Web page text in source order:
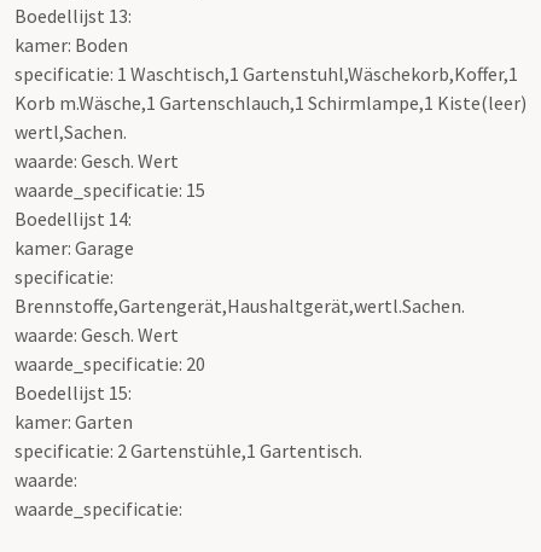
Boedellijst 13:
kamer: Boden
specificatie: 1 Waschtisch,1 Gartenstuhl,Wäschekorb,Koffer,1
Korb m.Wäsche,1 Gartenschlauch,1 Schirmlampe,1 Kiste(leer)
wertl,Sachen.
waarde: Gesch. Wert
waarde_specificatie: 15
Boedellijst 14:
kamer: Garage
specificatie:
Brennstoffe,Gartengerät,Haushaltgerät,wertl.Sachen.
waarde: Gesch. Wert
waarde_specificatie: 20
Boedellijst 15:
kamer: Garten
specificatie: 2 Gartenstühle,1 Gartentisch.
waarde:
waarde_specificatie: